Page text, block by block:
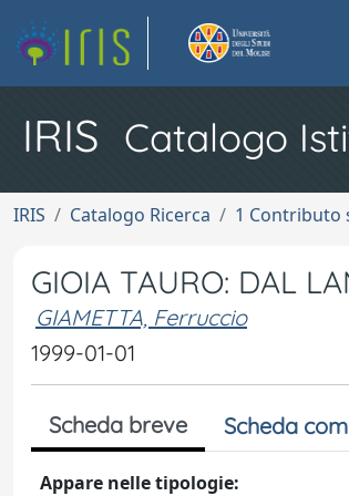
IRIS Catalogo
IRIS Catalogo Ricerca 1 Contributo
GIOIA TAURO: DAL
GIAMETTA, Ferruccio
1999-01-01
Scheda breve Scheda
Appare nelle tipologie: